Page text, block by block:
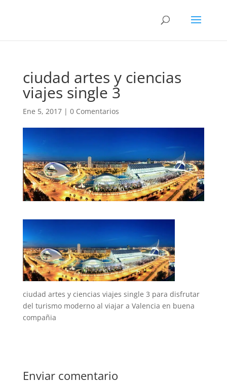
ciudad artes y ciencias
viajes single 3
Ene 5, 2017| 0 Comentarios
ciudad artes y ciencias viajes single 3 para disfrutar
del turismo moderno al viajar a Valencia en buena
compañia
Enviar comentario